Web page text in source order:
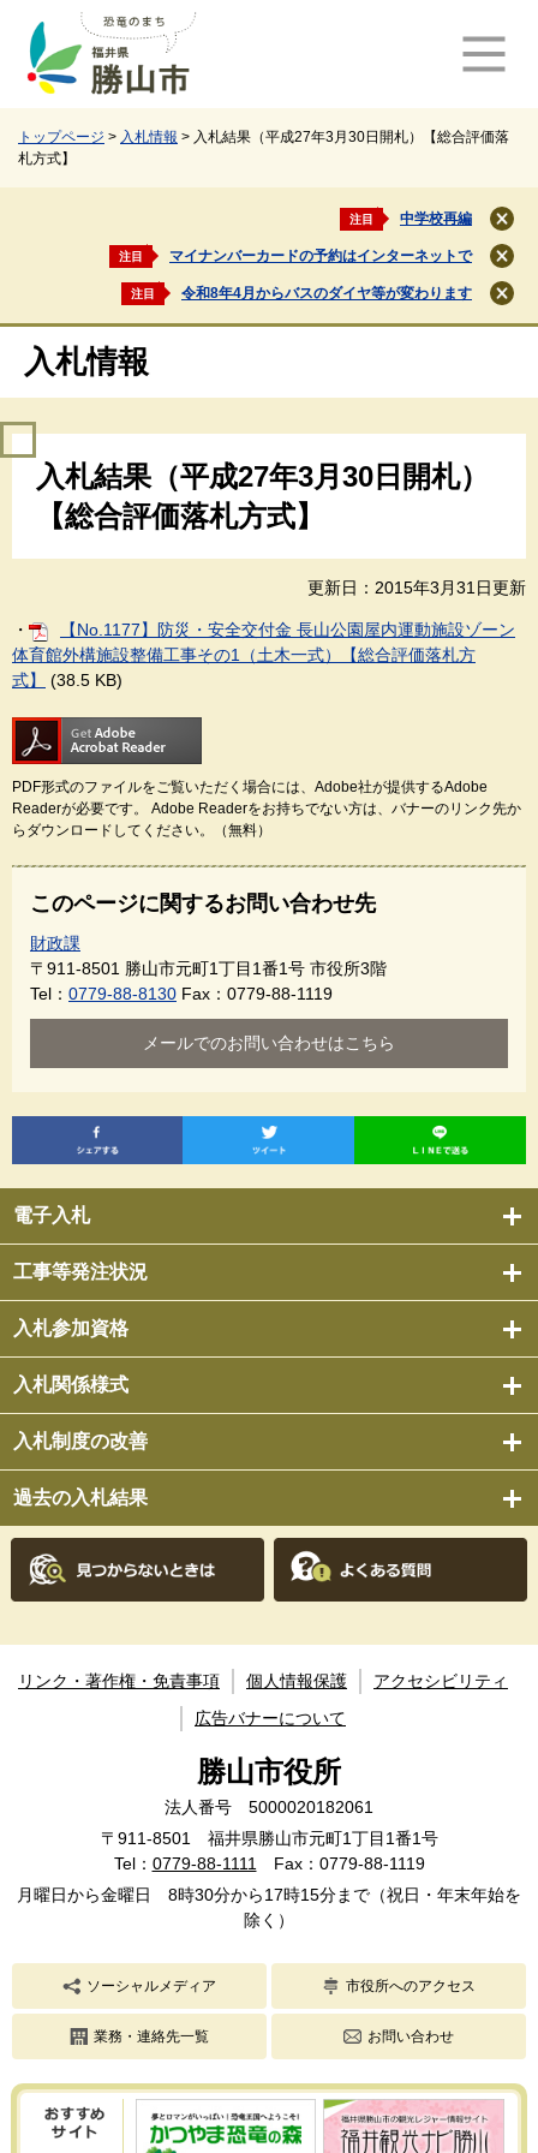
トップページ > 入札情報 > 入札結果（平成27年3月30日開札）【総合評価落
札方式】
注目 中学校再編
閉
じ
る
注目 マイナンバーカードの予約はインターネットで
閉
じ
る
注目 令和8年4月からバスのダイヤ等が変わります
閉
じ
入札情報
電子入札
工事等発注状況
入札参加資格
入札関係様式
入札制度の改善
過去の入札結果
入札結果（平成27年3月30日開札）
【総合評価落札方式】
更新日：2015年3月31日更新
・
【No.1177】防災・安全交付金 長山公園屋内運動施設ゾーン
体育館外構施設整備工事その1（土木一式）【総合評価落札方
式】
(38.5 KB)
PDF形式のファイルをご覧いただく場合には、Adobe社が提供するAdobe
Readerが必要です。
Adobe Readerをお持ちでない方は、バナーのリンク先か
らダウンロードしてください。（無料）
このページに関するお問い合わせ先
財政課
〒911-8501 勝山市元町1丁目1番1号 市役所3階
Tel： 0779-88-8130 Fax：0779-88-1119
メールでのお問い合わせはこちら
リンク・著作権・免責事項 個人情報保護
アクセシビリティ
広告バナーについて
勝山市役所
法人番号 5000020182061
〒911-8501 福井県勝山市元町1丁目1番1号
Tel： 0779-88-1111
Fax：0779-88-1119
月曜日から金曜日 8時30分から17時15分まで（祝日・年末年始を
除く）
ソーシャルメディア 市役所へのアクセス
業務・連絡先一覧 お問い合わせ